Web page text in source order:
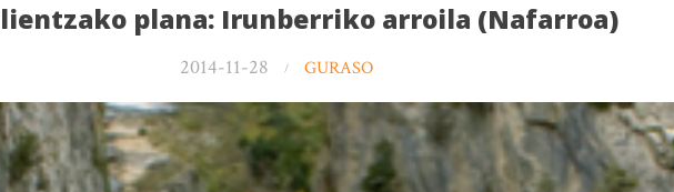
plana: Irunberriko arroila (Nafarroa)
2014-11-28 GURASO